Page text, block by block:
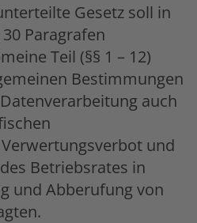
Gesetz soll in
Paragrafen
Teil (§§ 1 – 12)
Bestimmungen
auch
und
Betriebsrates in
und Abberufung von